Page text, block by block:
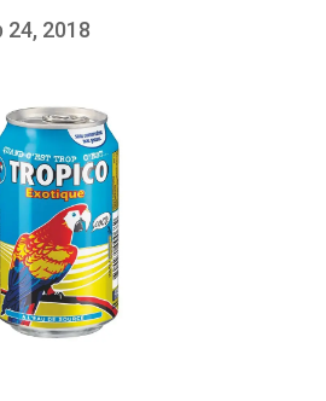
24, 2018